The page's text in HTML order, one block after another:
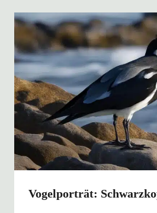
Vogelporträt: